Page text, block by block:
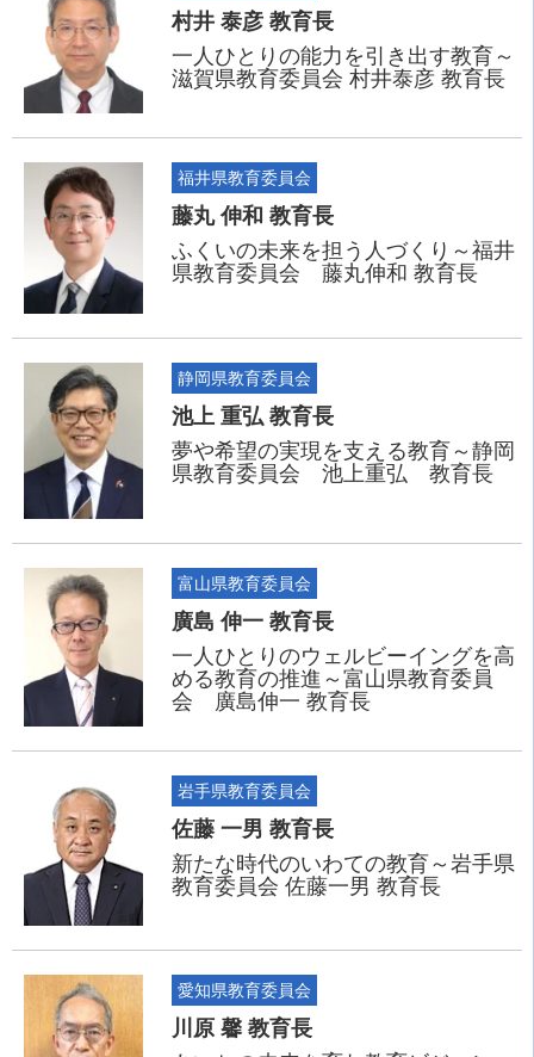
村井 泰彦 教育長
一人ひとりの能力を引き出す教育～
滋賀県教育委員会 村井泰彦 教育長
福井県教育委員会
藤丸 伸和 教育長
ふくいの未来を担う人づくり～福井
県教育委員会 藤丸伸和 教育長
静岡県教育委員会
池上 重弘 教育長
夢や希望の実現を支える教育～静岡
県教育委員会 池上重弘 教育長
富山県教育委員会
廣島 伸一 教育長
一人ひとりのウェルビーイングを高
める教育の推進～富山県教育委員
会 廣島伸一 教育長
岩手県教育委員会
佐藤 一男 教育長
新たな時代のいわての教育～岩手県
教育委員会 佐藤一男 教育長
愛知県教育委員会
川原 馨 教育長